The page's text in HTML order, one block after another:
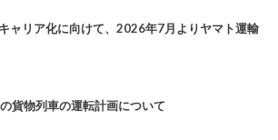
ャリア化に向けて、2026年7月よりヤマト運輸
貨物列車の運転計画について